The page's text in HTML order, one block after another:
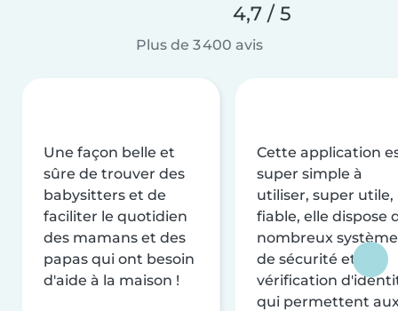
4,7 / 5
Plus de 3 400 avis
Une façon belle et
sûre de trouver des
babysitters et de
faciliter le quotidien
des mamans et des
papas qui ont besoin
d'aide à la maison !
Cette application
super simple à
utiliser, super utile,
fiable, elle dispose
nombreux
de sécurité et de
vérification
qui permettent